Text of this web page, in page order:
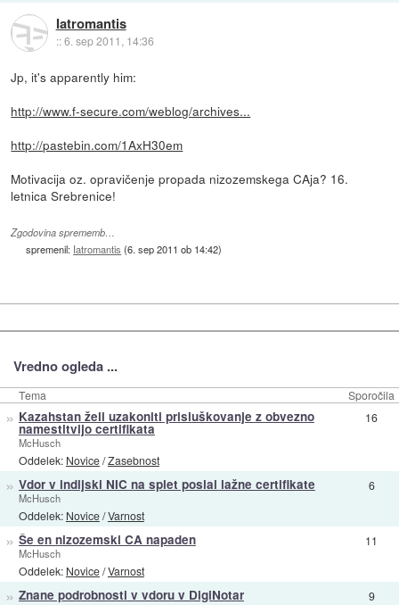
Iatromantis
::6. sep 2011, 14:36
Jp, it's apparently him:
http://www.f-secure.com/weblog/archives...
http://pastebin.com/1AxH30em
Motivacija oz. opravičenje propada nizozemskega CAja? 16.
letnica Srebrenice!
Zgodovina sprememb…
spremenil: Iatromantis (6. sep 2011 ob 14:42)
Vredno ogleda ...
Tema Sporočila
» Kazahstan želi uzakoniti prisluškovanje z obvezno
namestitvijo certifikata
McHusch
Oddelek: Novice/Zasebnost
16
» Vdor v indijski NIC na splet poslal lažne certifikate
McHusch
Oddelek: Novice/Varnost
6
» Še en nizozemski CA napaden
McHusch
Oddelek: Novice/Varnost
11
» Znane podrobnosti v vdoru v DigiNotar 9